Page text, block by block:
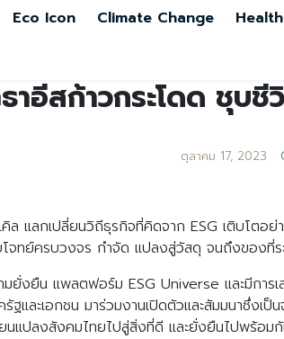
Eco Icon Climate Change
าอีสก้าวกระโดด ชุ
ตุลาคม 17, 2023
ล แลกเปลี่ยนวิถีธุรกิจที่คิดจาก ESG เติบโต
ทย์ครบวงจร กำจัด แปลงสู่วัสดุ จนถึงของที่
มยั่งยืน แพลตฟอร์ม ESG Universe และมีการ
และเอกชน มาร่วมงานเปิดตัวและสัมมนาซึ่ง
ยนแปลงสังคมไทยไปสู่สิ่งที่ดี และยั่งยืนไปพร้อม